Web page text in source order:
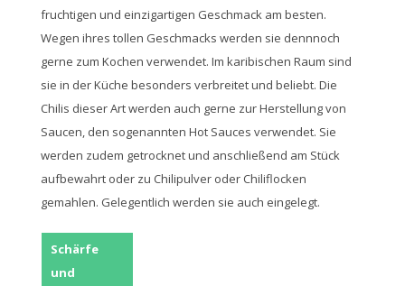
fruchtigen und einzigartigen Geschmack am besten.
Wegen ihres tollen Geschmacks werden sie dennnoch
gerne zum Kochen verwendet. Im karibischen Raum sind
sie in der Küche besonders verbreitet und beliebt. Die
Chilis dieser Art werden auch gerne zur Herstellung von
Saucen, den sogenannten Hot Sauces verwendet. Sie
werden zudem getrocknet und anschließend am Stück
aufbewahrt oder zu Chilipulver oder Chiliflocken
gemahlen. Gelegentlich werden sie auch eingelegt.
Schärfe
und